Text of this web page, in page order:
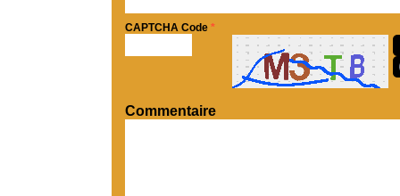
CAPTCHA Code *
Commentaire